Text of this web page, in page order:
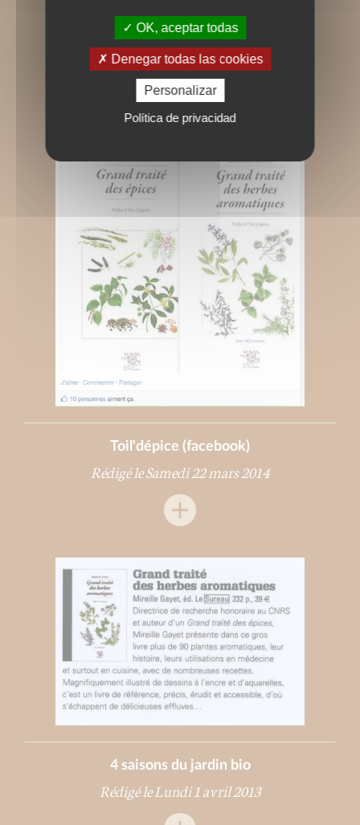
Toil'dépice (facebook)
Rédigé le Samedi 22 mars 2014
4 saisons du jardin bio
Rédigé le Lundi 1 avril 2013
OK, aceptar todas
Denegar todas las cookies
Personalizar
Política de privacidad